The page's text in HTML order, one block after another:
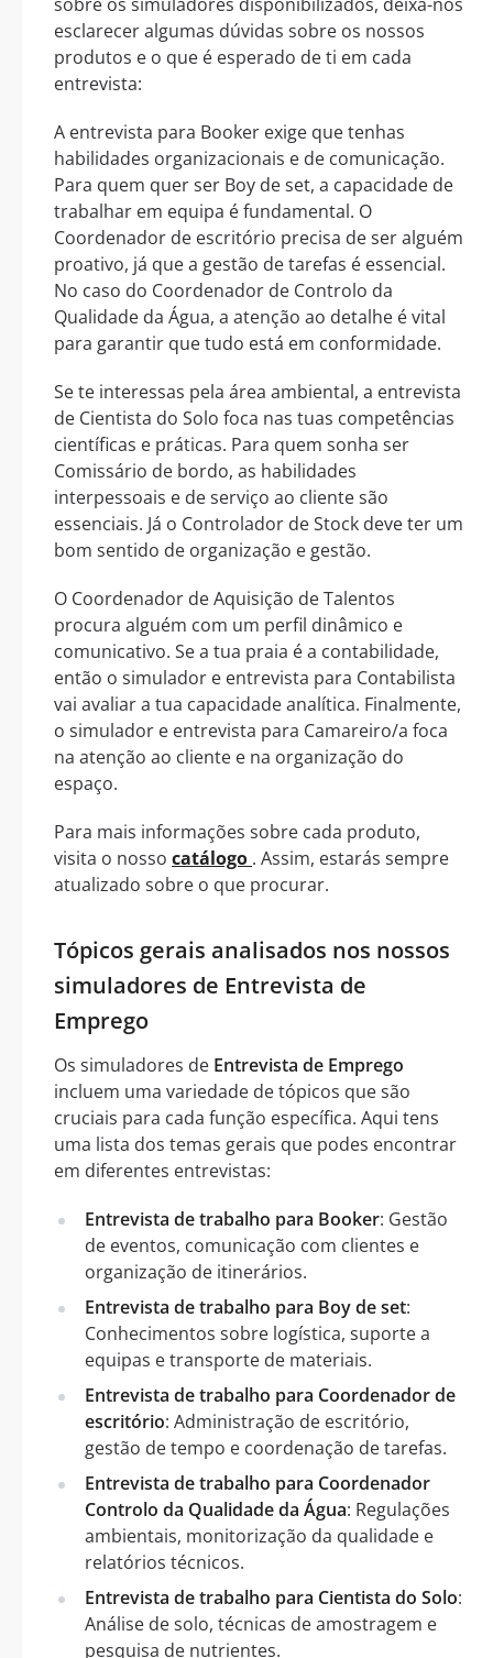
esclarecer algumas dúvidas sobre os nossos
produtos e o que é esperado de ti em cada
entrevista:
A entrevista para Booker exige que tenhas
habilidades organizacionais e de comunicação.
Para quem quer ser Boy de set, a capacidade de
trabalhar em equipa é fundamental. O
Coordenador de escritório precisa de ser alguém
proativo, já que a gestão de tarefas é essencial.
No caso do Coordenador de Controlo da
Qualidade da Água, a atenção ao detalhe é vital
para garantir que tudo está em conformidade.
Se te interessas pela área ambiental, a entrevista
de Cientista do Solo foca nas tuas competências
científicas e práticas. Para quem sonha ser
Comissário de bordo, as habilidades
interpessoais e de serviço ao cliente são
essenciais. Já o Controlador de Stock deve ter um
bom sentido de organização e gestão.
O Coordenador de Aquisição de Talentos
procura alguém com um perfil dinâmico e
comunicativo. Se a tua praia é a contabilidade,
então o simulador e entrevista para Contabilista
vai avaliar a tua capacidade analítica. Finalmente,
o simulador e entrevista para Camareiro/a foca
na atenção ao cliente e na organização do
espaço.
Para mais informações sobre cada produto,
visita o nosso catálogo . Assim, estarás sempre
atualizado sobre o que procurar.
Tópicos gerais analisados nos nossos
simuladores de Entrevista de
Emprego
Os simuladores de Entrevista de Emprego
incluem uma variedade de tópicos que são
cruciais para cada função específica. Aqui tens
uma lista dos temas gerais que podes encontrar
em diferentes entrevistas:
Entrevista de trabalho para Booker: Gestão
de eventos, comunicação com clientes e
organização de itinerários.
Entrevista de trabalho para Boy de set:
Conhecimentos sobre logística, suporte a
equipas e transporte de materiais.
Entrevista de trabalho para Coordenador de
escritório: Administração de escritório,
gestão de tempo e coordenação de tarefas.
Entrevista de trabalho para Coordenador
Controlo da Qualidade da Água: Regulações
ambientais, monitorização da qualidade e
relatórios técnicos.
Entrevista de trabalho para Cientista do Solo:
Análise de solo, técnicas de amostragem e
pesquisa de nutrientes.